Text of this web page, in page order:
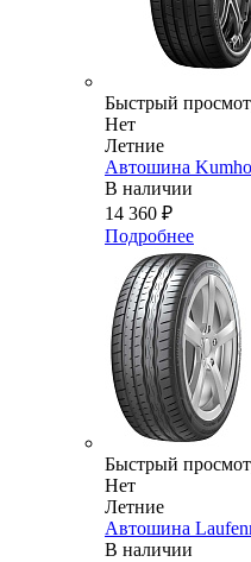
Быстрый
Нет
Летние
Автошина
В наличии
14 360 ₽
Подробнее
Быстрый
Нет
Летние
Автошина
В наличии